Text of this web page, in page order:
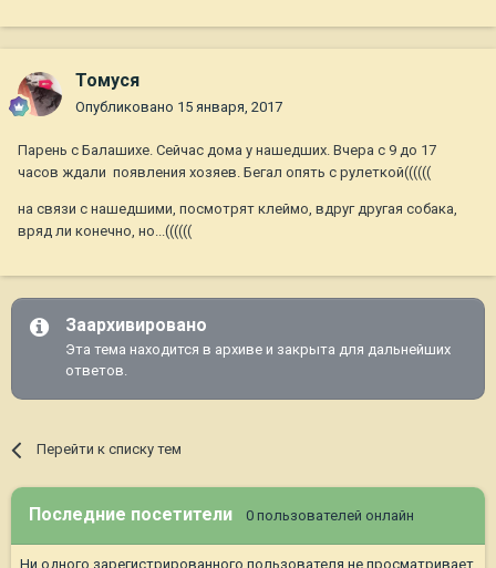
Томуся
Опубликовано 15 января, 2017
Парень с Балашихе. Сейчас дома у нашедших. Вчера с 9 до 17
часов ждали появления хозяев. Бегал опять с рулеткой((((((
на связи с нашедшими, посмотрят клеймо, вдруг другая собака,
вряд ли конечно, но...((((((
Заархивировано
Эта тема находится в архиве и закрыта для дальнейших
ответов.
Перейти к списку тем
Последние посетители 0 пользователей онлайн
Ни одного зарегистрированного пользователя не просматривает